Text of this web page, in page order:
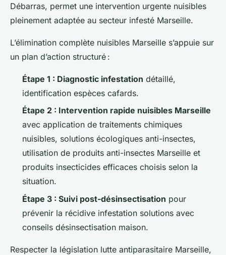
Débarras, permet une intervention urgente nuisibles
pleinement adaptée au secteur infesté Marseille.
L’élimination complète nuisibles Marseille s’appuie sur
un plan d’action structuré :
Étape 1 : Diagnostic infestation détaillé,
identification espèces cafards.
Étape 2 : Intervention rapide nuisibles Marseille
avec application de traitements chimiques
nuisibles, solutions écologiques anti-insectes,
utilisation de produits anti-insectes Marseille et
produits insecticides efficaces choisis selon la
situation.
Étape 3 : Suivi post-désinsectisation pour
prévenir la récidive infestation solutions avec
conseils désinsectisation maison.
Respecter la législation lutte antiparasitaire Marseille,